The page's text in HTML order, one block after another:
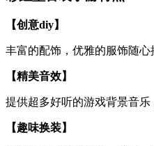
【创意diy】
丰富的配饰，优雅的服饰随心
【精美音效】
提供超多好听的游戏背景音乐
【趣味换装】